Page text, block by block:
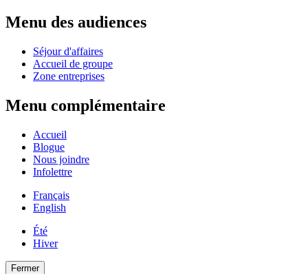
Menu des audiences
Séjour d'affaires
Accueil de groupe
Zone entreprises
Menu complémentaire
Accueil
Blogue
Nous joindre
Infolettre
Français
English
Été
Hiver
Fermer